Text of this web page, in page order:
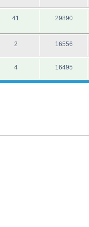
41 29890
2 16556
4 16495